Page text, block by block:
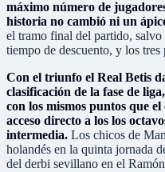
máximo número de
historia no cambió ni un
el tramo final del partido, salvo
tiempo de descuento, y los
Con el triunfo el Real Betis
clasificación de la fase de
con los mismos puntos que
acceso directo a los los
intermedia. Los chicos de
holandés en la quinta jornada
del derbi sevillano en el